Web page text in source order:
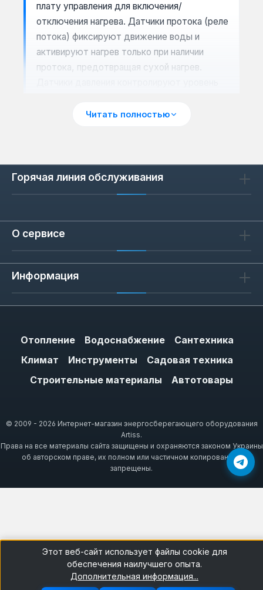
плату управления для включения/
отключения нагрева. Датчики протока (реле
потока) фиксируют движение воды и
активируют нагрев только при наличии
протока, предотвращая сухой нагрев.
отсутствии воды.
Как выбрать датчик для
водонагревателя
водонагревателя. Основные параметры:
капиллярный), диапазон рабочих
температур (обычно от 0 до 100 °C),
резьба и посадочное место. Для газовых
колонок и накопительных водонагревателей
принципу работы. Рекомендуется
или документацией к оборудованию.
Признаки неисправности
Неисправность датчика может
проявляться в виде некорректного
отображения температуры, отсутствия
неверные показания, вода может
перегреваться или не нагреваться до
заданной температуры. При выходе из
Читать полностью
Горячая линия обслуживания
О сервисе
Информация
Отопление Водоснабжение
Сантехника
Климат
Инструменты
Садовая техника
Строительные материалы
Автотовары
© 2009 - 2026 Интернет-магазин энергосберегающего оборудования
Artiss.
Права на все материалы сайта защищены и охраняются законом Украины
об авторском праве, их полном или частичном копировании –
запрещены.
Этот веб-сайт использует файлы cookie для
обеспечения наилучшего опыта.
Дополнительная информация...